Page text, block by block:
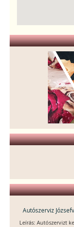
Autószerviz
Leírás: Autószervizt